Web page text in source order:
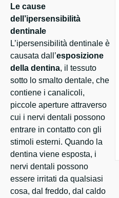
Le cause
dell’ipersensibilità
dentinale
L’ipersensibilità dentinale è
causata dall’esposizione
della dentina, il tessuto
sotto lo smalto dentale, che
contiene i canalicoli,
piccole aperture attraverso
cui i nervi dentali possono
entrare in contatto con gli
stimoli esterni. Quando la
dentina viene esposta, i
nervi dentali possono
essere irritati da qualsiasi
cosa, dal freddo, dal caldo